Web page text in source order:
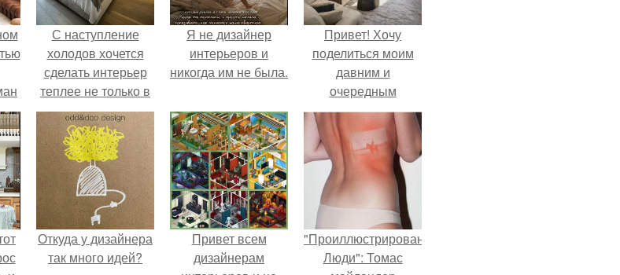
С наступление
холодов хочется
сделать интерьер
теплее не только в
визуальном плане.
Я не дизайнер
интерьеров и
никогда им не была.
Привет! Хочу
поделиться моим
давним и
очередным
неопубликованным
проектом.
Откуда у дизайнера
так много идей?
Привет всем
дизайнерам
"Проиллюстрированные
Люди": Томас